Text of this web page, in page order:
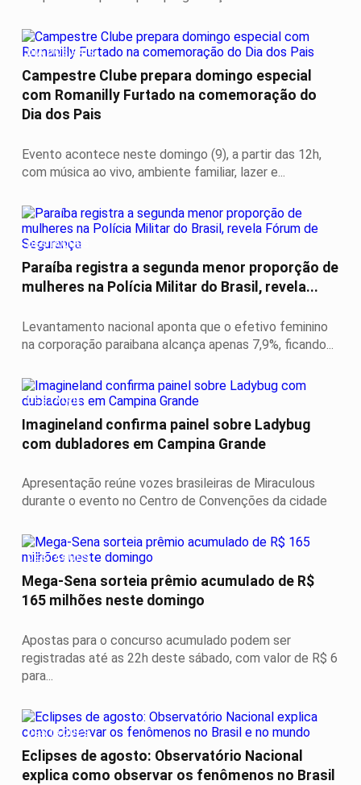
DIA DOS PAIS
Campestre Clube prepara domingo especial
com Romanilly Furtado na comemoração do
Dia dos Pais
Evento acontece neste domingo (9), a partir das 12h,
com música ao vivo, ambiente familiar, lazer e...
DESTAQUES
Paraíba registra a segunda menor proporção de
mulheres na Polícia Militar do Brasil, revela...
Levantamento nacional aponta que o efetivo feminino
na corporação paraibana alcança apenas 7,9%, ficando...
DESTAQUES
Imagineland confirma painel sobre Ladybug
com dubladores em Campina Grande
Apresentação reúne vozes brasileiras de Miraculous
durante o evento no Centro de Convenções da cidade
DESTAQUES
Mega-Sena sorteia prêmio acumulado de R$
165 milhões neste domingo
Apostas para o concurso acumulado podem ser
registradas até as 22h deste sábado, com valor de R$ 6
para...
DESTAQUES
Eclipses de agosto: Observatório Nacional
explica como observar os fenômenos no Brasil